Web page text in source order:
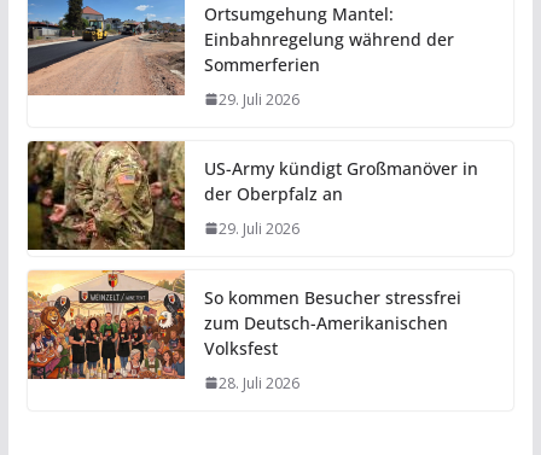
Ortsumgehung Mantel:
Einbahnregelung während der
Sommerferien
29. Juli 2026
US-Army kündigt Großmanöver in
der Oberpfalz an
29. Juli 2026
So kommen Besucher stressfrei
zum Deutsch-Amerikanischen
Volksfest
28. Juli 2026